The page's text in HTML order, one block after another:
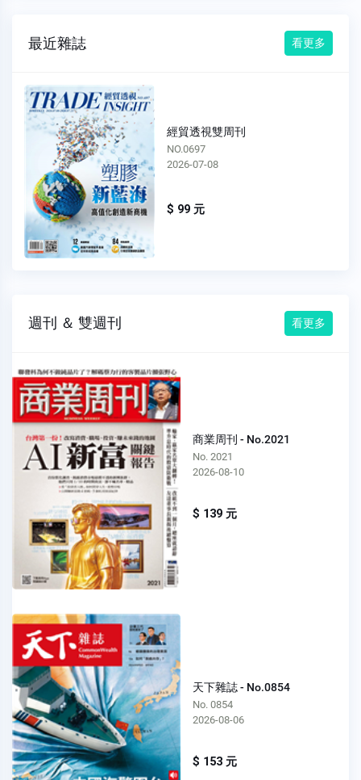
最近雜誌 看更多
經貿透視雙周刊
NO.0696
2026-06-24
$ 99 元
週刊 ＆ 雙週刊 看更多
商業周刊 - No.2021
No. 2021
2026-08-10
$ 139 元
天下雜誌 - No.0854
No. 0854
2026-08-06
$ 153 元